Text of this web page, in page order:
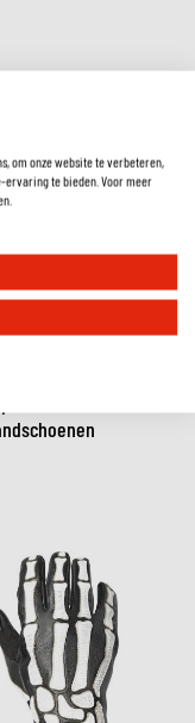
om onze website te verbeteren,
ervaring te bieden. Voor meer